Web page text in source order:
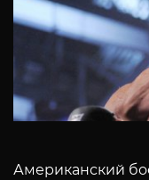
Американский